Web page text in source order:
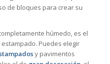
de bloques para crear su
húmedo, es el
Puedes elegir
y pavimentos